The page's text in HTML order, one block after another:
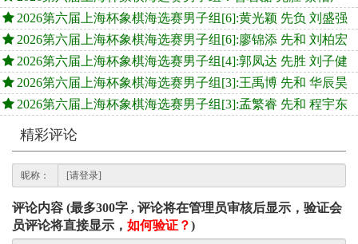
2026第六届上海杯象棋海选赛男子组[6]:黄光颖 先负 刘盛强
2026第六届上海杯象棋海选赛男子组[6]:廖锦添 先和 刘柏宏
2026第六届上海杯象棋海选赛男子组[4]:郭凤达 先胜 刘子健
2026第六届上海杯象棋海选赛男子组[3]:王禹博 先和 华辰昊
2026第六届上海杯象棋海选赛男子组[3]:孟繁睿 先和 程宇东
精彩评论
昵称：
评论内容 (最多300字 , 评论将在管理员审核后显示，验证会
员评论将直接显示， 如何验证？)